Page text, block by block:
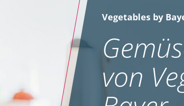
Vegetables by
von